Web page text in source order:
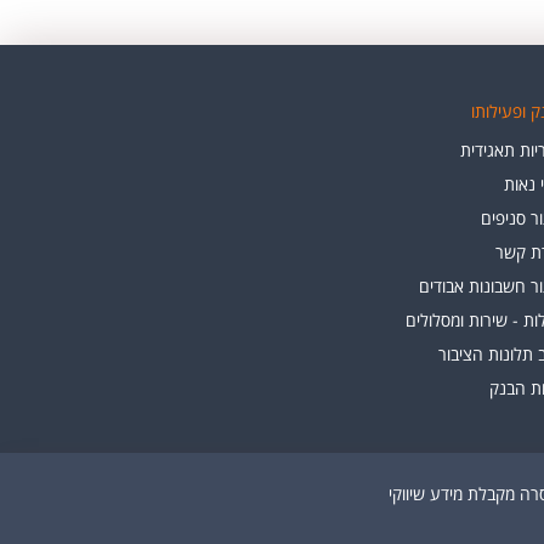
ופעילותו
תאגידית
נאות
סניפים
קשר
חשבונות אבודים
- שירות ומסלולים
תלונות הציבור
הבנק
מקבלת מידע שיווקי